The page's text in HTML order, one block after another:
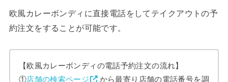
欧風カレーボンディに直接電話をしてテイクアウトの予
約注文をすることが可能です。
【欧風カレーボンディの電話予約注文の流れ】
①店舗の検索ページ
から最寄り店舗の電話番号を調